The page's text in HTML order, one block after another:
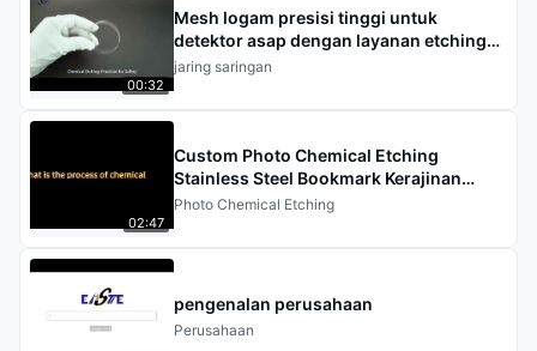
00:32
Mesh logam presisi tinggi untuk
detektor asap dengan layanan etching
kimia
jaring saringan
02:47
Custom Photo Chemical Etching
Stainless Steel Bookmark Kerajinan
Souvenir
Photo Chemical Etching
pengenalan perusahaan
Perusahaan